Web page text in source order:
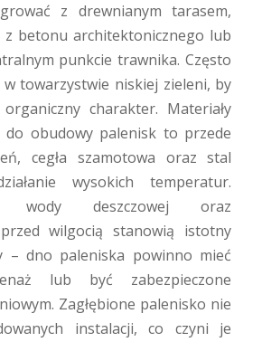
z drewnianym tarasem,
z betonu architektonicznego lub
punkcie trawnika. Często
towarzystwie niskiej zieleni, by
charakter. Materiały
do obudowy palenisk to przede
cegła szamotowa oraz stal
wysokich temperatur.
wody deszczowej oraz
przed wilgocią stanowią istotny
– dno paleniska powinno mieć
lub być zabezpieczone
Zagłębione palenisko nie
instalacji, co czyni je